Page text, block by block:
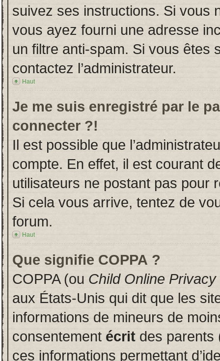
suivez ses instructions. Si vous
vous ayez fourni une adresse
un filtre anti-spam. Si vous êtes
contactez l’administrateur.
Haut
Je me suis enregistré par le
connecter ?!
Il est possible que
compte. En effet, il est courant
utilisateurs ne postant pas pour
Si cela vous arrive, tentez de
forum.
Haut
Que signifie COPPA ?
COPPA (ou Child Online
aux États-Unis qui dit que les
informations de mineurs de
consentement écrit des parents
ces informations permettant